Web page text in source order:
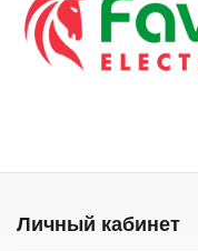
Личный кабинет